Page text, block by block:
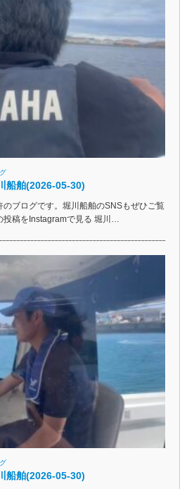
船舶(2026-05-30)
ブログです。堀川船舶のSNSもぜひご覧
投稿をInstagramで見る 堀川…
船舶(2026-05-30)